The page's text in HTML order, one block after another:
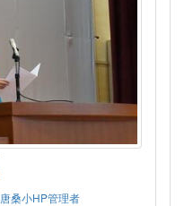
唐桑小HP管理者